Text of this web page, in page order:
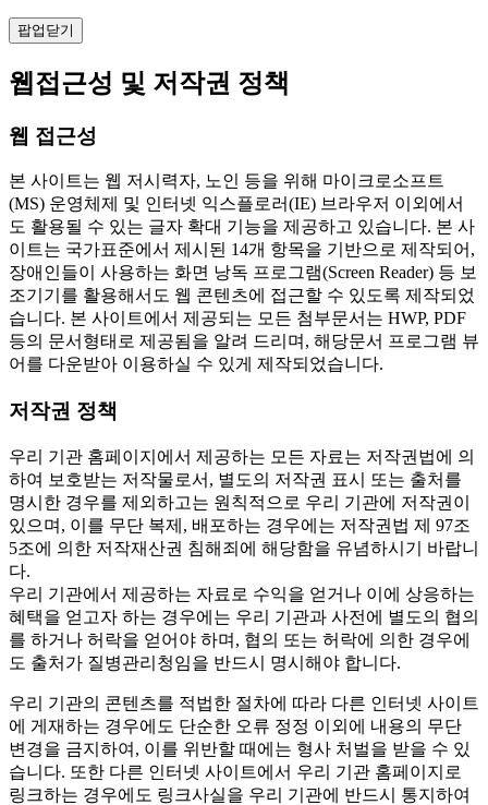
팝업닫기
웹접근성 및 저작권 정책
웹 접근성
본 사이트는 웹 저시력자, 노인 등을 위해 마이크로소프트
(MS) 운영체제 및 인터넷 익스플로러(IE) 브라우저 이외에서
도 활용될 수 있는 글자 확대 기능을 제공하고 있습니다. 본 사
이트는 국가표준에서 제시된 14개 항목을 기반으로 제작되어,
장애인들이 사용하는 화면 낭독 프로그램(Screen Reader) 등 보
조기기를 활용해서도 웹 콘텐츠에 접근할 수 있도록 제작되었
습니다. 본 사이트에서 제공되는 모든 첨부문서는 HWP, PDF
등의 문서형태로 제공됨을 알려 드리며, 해당문서 프로그램 뷰
어를 다운받아 이용하실 수 있게 제작되었습니다.
저작권 정책
우리 기관 홈페이지에서 제공하는 모든 자료는 저작권법에 의
하여 보호받는 저작물로서, 별도의 저작권 표시 또는 출처를
명시한 경우를 제외하고는 원칙적으로 우리 기관에 저작권이
있으며, 이를 무단 복제, 배포하는 경우에는 저작권법 제 97조
5조에 의한 저작재산권 침해죄에 해당함을 유념하시기 바랍니
다.
우리 기관에서 제공하는 자료로 수익을 얻거나 이에 상응하는
혜택을 얻고자 하는 경우에는 우리 기관과 사전에 별도의 협의
를 하거나 허락을 얻어야 하며, 협의 또는 허락에 의한 경우에
도 출처가 질병관리청임을 반드시 명시해야 합니다.
우리 기관의 콘텐츠를 적법한 절차에 따라 다른 인터넷 사이트
에 게재하는 경우에도 단순한 오류 정정 이외에 내용의 무단
변경을 금지하여, 이를 위반할 때에는 형사 처벌을 받을 수 있
습니다. 또한 다른 인터넷 사이트에서 우리 기관 홈페이지로
링크하는 경우에도 링크사실을 우리 기관에 반드시 통지하여